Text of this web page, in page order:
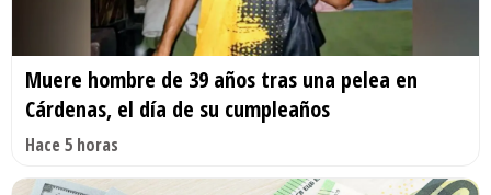
Muere hombre de 39 años tras una pelea en
Cárdenas, el día de su cumpleaños
Hace 5 horas